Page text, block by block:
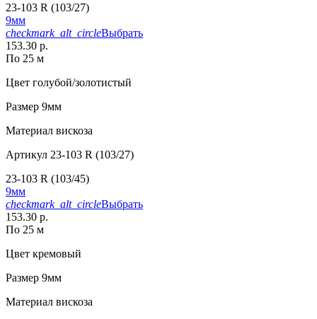
23-103 R (103/27)
9мм
checkmark_alt_circleВыбрать
153.30 р.
По 25 м
Цвет голубой/золотистый
Размер 9мм
Материал вискоза
Артикул 23-103 R (103/27)
23-103 R (103/45)
9мм
checkmark_alt_circleВыбрать
153.30 р.
По 25 м
Цвет кремовый
Размер 9мм
Материал вискоза